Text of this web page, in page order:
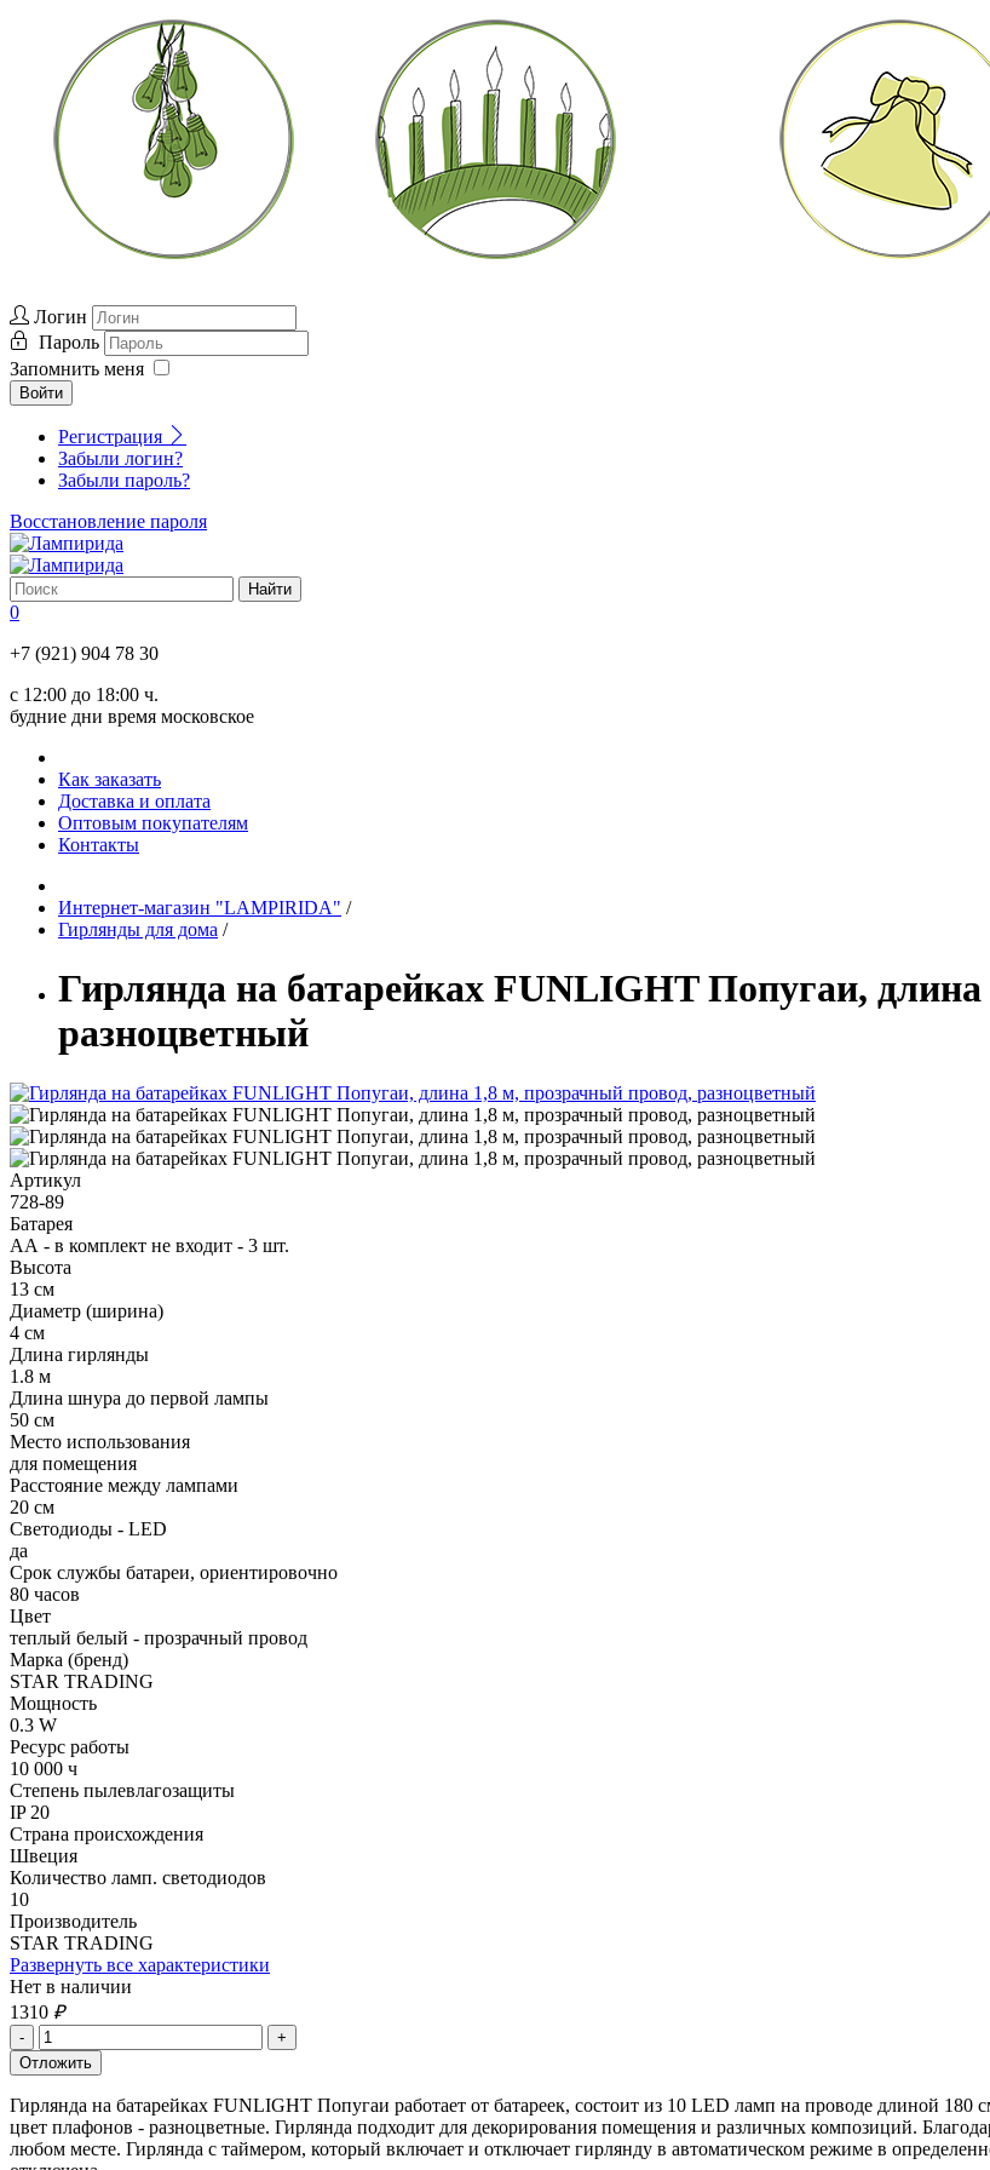
Логин
Пароль
Запомнить меня
Войти
Регистрация
Забыли логин?
Забыли пароль?
Восстановление пароля
0
+7 (921) 904 78 30
с 12:00 до 18:00 ч.
будние дни время московское
Как заказать
Доставка и оплата
Оптовым покупателям
Контакты
Интернет-магазин "LAMPIRIDA" /
Гирлянды для дома /
Гирлянда на батарейках FUNLIGHT Попугаи,
разноцветный
Артикул
728-89
Батарея
АА - в комплект не входит - 3 шт.
Высота
13 см
Диаметр (ширина)
4 см
Длина гирлянды
1.8 м
Длина шнура до первой лампы
50 см
Место использования
для помещения
Расстояние между лампами
20 см
Светодиоды - LED
да
Срок службы батареи, ориентировочно
80 часов
Цвет
теплый белый - прозрачный провод
Марка (бренд)
STAR TRADING
Мощность
0.3 W
Ресурс работы
10 000 ч
Степень пылевлагозащиты
IP 20
Страна происхождения
Швеция
Количество ламп. светодиодов
10
Производитель
STAR TRADING
Развернуть все характеристики
Нет в наличии
1310 ₽
Гирлянда на батарейках FUNLIGHT Попугаи работает от батареек, состоит из 10 LED ламп на проводе длиной
цвет плафонов - разноцветные. Гирлянда подходит для декорирования помещения и различных композиций.
любом месте. Гирлянда с таймером, который включает и отключает гирлянду в автоматическом режиме в